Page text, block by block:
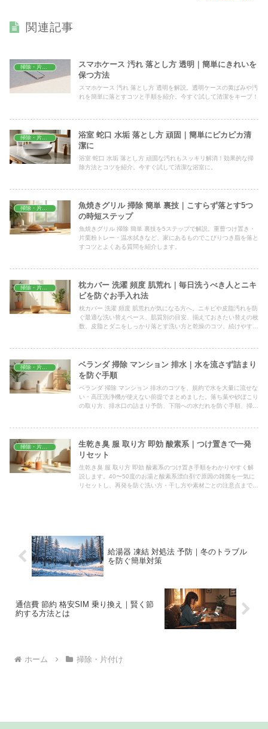
関連記事
掃除・片付け
スマホケース 汚れ 落とし方 透明｜簡単にきれいを
保つ方法
スマホケース 汚れ 落とし方 透明を解説。透明ケースの黄ばみや汚
れを簡単に落とすコツと手順を紹介。今すぐ試して清潔をキープ！
掃除・片付け
浴室 蛇口 水垢 落とし方 頑固｜簡単にピカピカ清
潔に
浴室 蛇口 水垢 落とし方 頑固な汚れもスッキリ解消！効果的な掃
除方法とコツを紹介。今すぐ試して清潔な浴室に。
掃除・片付け
魚焼きグリル 掃除 簡単 裏技｜こすらず落とす5つ
の時短ステップ
魚焼きグリル 掃除 簡単 裏技を5ステップで解説。重曹つけ置き・
片栗粉トレー・温水拭きなど、家にあるものでこびりつき脂を落と
すコツとよくある質問を紹介します。
掃除・片付け
枕カバー 洗濯 頻度 肌荒れ｜毎日洗うべき人とニキ
ビを防ぐお手入れ法
枕カバー 洗濯 頻度 肌荒れが気になる方へ。ニキビや皮脂汚れを防
ぐ最適な洗い替えペース、肌質別の目安、揃えておきたい替えの枚
数、皮脂とダニをしっかり落とす洗い方と乾燥のコツ、続けやすく
掃除・片付け
ベランダ 掃除 マンション 排水｜水を流さず詰まり
を防ぐ手順
ベランダ 掃除 マンション 排水のコツを、規約で水を大量に流せな
い・高圧洗浄機が使えない前提でまとめました。落ち葉や砂ぼこり
の取り方、排水口の詰まり予防、下階への水だれを防ぐ手順、掃除
掃除・片付け
生乾き臭 服 取り方 即効 酸素系｜つけ置きで一発
リセット
生乾き臭 服 取り方 即効 酸素系のつけ置き手順をわかりやすく解
説します。40〜50度のお湯と酸素系漂白剤で原因の雑菌を一気に
リセットし、再発を防ぐ洗い方・干し方や素材ごとの注意点まで、
給湯器 凍結 対処法 予防｜冬のトラブル
を防ぐ簡単対策
通信費 節約 格安SIM 乗り換え｜賢く節
約する方法とは
ホーム 掃除・片付け